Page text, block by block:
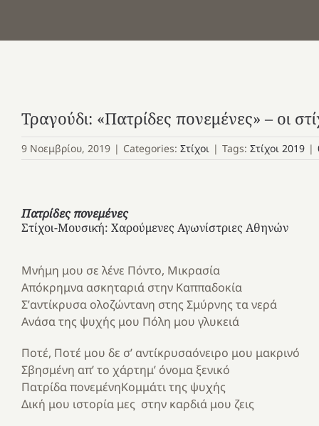
Τραγούδι: «Πατρίδες πονεμένες» – οι
9 Νοεμβρίου, 2019 | Categories: Στίχοι | Tags: Στίχοι 2019 |
Πατρίδες πονεμένες
Στίχοι-Μουσική: Χαρούμενες Αγωνίστριες Αθηνών
Μνήμη μου σε λένε Πόντο, Μικρασία
Απόκρημνα ασκηταριά στην Καππαδοκία
Σ’αντίκρυσα ολοζώντανη στης Σμύρνης τα νερά
Ανάσα της ψυχής μου Πόλη μου γλυκειά
Ποτέ, Ποτέ μου δε σ’ αντίκρυσαόνειρο μου μακρινό
Σβησμένη απ’ το χάρτημ’ όνομα ξενικό
Πατρίδα πονεμένηΚομμάτι της ψυχής
Δική μου ιστορία μες στην καρδιά μου ζεις